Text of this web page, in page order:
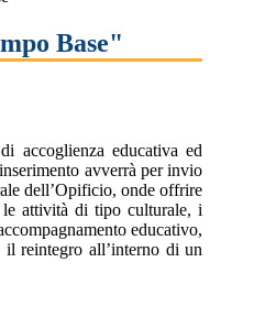
Base"
accoglienza educativa ed
avverrà per invio
dell’Opificio, onde offrire
le attività di tipo culturale, i
educativo,
reintegro all’interno di un